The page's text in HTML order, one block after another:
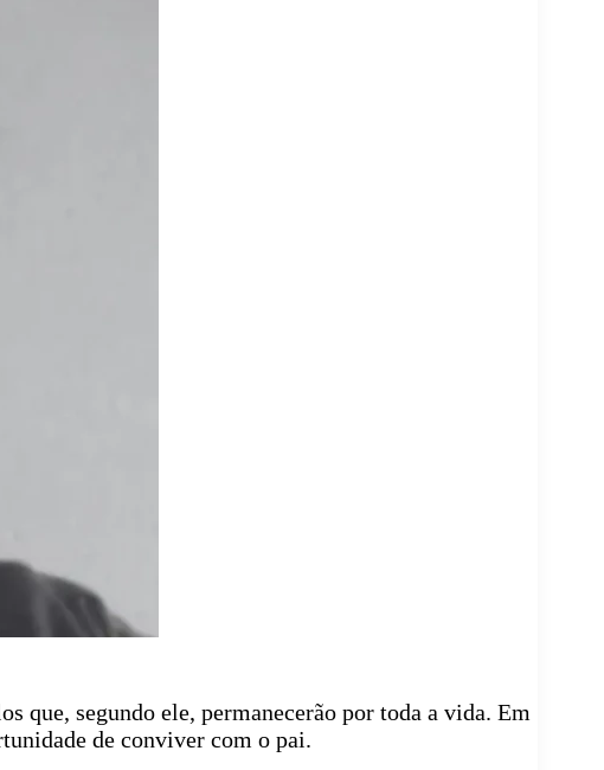
que, segundo ele, permanecerão por toda a vida. Em
de conviver com o pai.